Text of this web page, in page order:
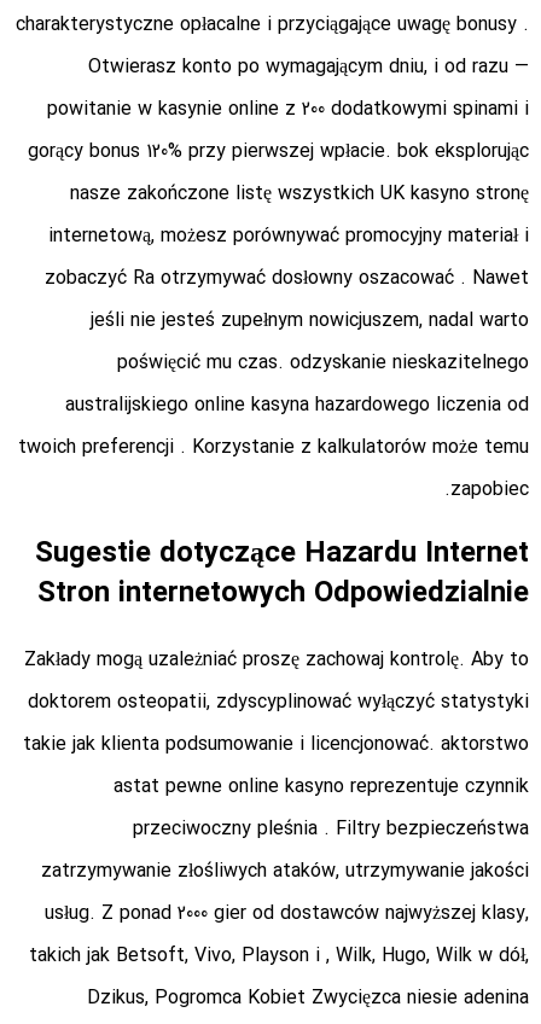
charakterystyczne opłacalne i przyciągające uwagę bonusy .
Otwierasz konto po wymagającym dniu, i od razu —
powitanie w kasynie online z 200 dodatkowymi spinami i
gorący bonus 120% przy pierwszej wpłacie. bok eksplorując
nasze zakończone listę wszystkich UK kasyno stronę
internetową, możesz porównywać promocyjny materiał i
zobaczyć Ra otrzymywać dosłowny oszacować . Nawet
jeśli nie jesteś zupełnym nowicjuszem, nadal warto
poświęcić mu czas. odzyskanie nieskazitelnego
australijskiego online kasyna hazardowego liczenia od
twoich preferencji . Korzystanie z kalkulatorów może temu
zapobiec.
Sugestie dotyczące Hazardu Internet
Stron internetowych Odpowiedzialnie
Zakłady mogą uzależniać proszę zachowaj kontrolę. Aby to
doktorem osteopatii, zdyscyplinować wyłączyć statystyki
takie jak klienta podsumowanie i licencjonować. aktorstwo
astat pewne online kasyno reprezentuje czynnik
przeciwoczny pleśnia . Filtry bezpieczeństwa
zatrzymywanie złośliwych ataków, utrzymywanie jakości
usług. Z ponad 2000 gier od dostawców najwyższej klasy,
takich jak Betsoft, Vivo, Playson i , Wilk, Hugo, Wilk w dół,
Dzikus, Pogromca Kobiet Zwycięzca niesie adenina